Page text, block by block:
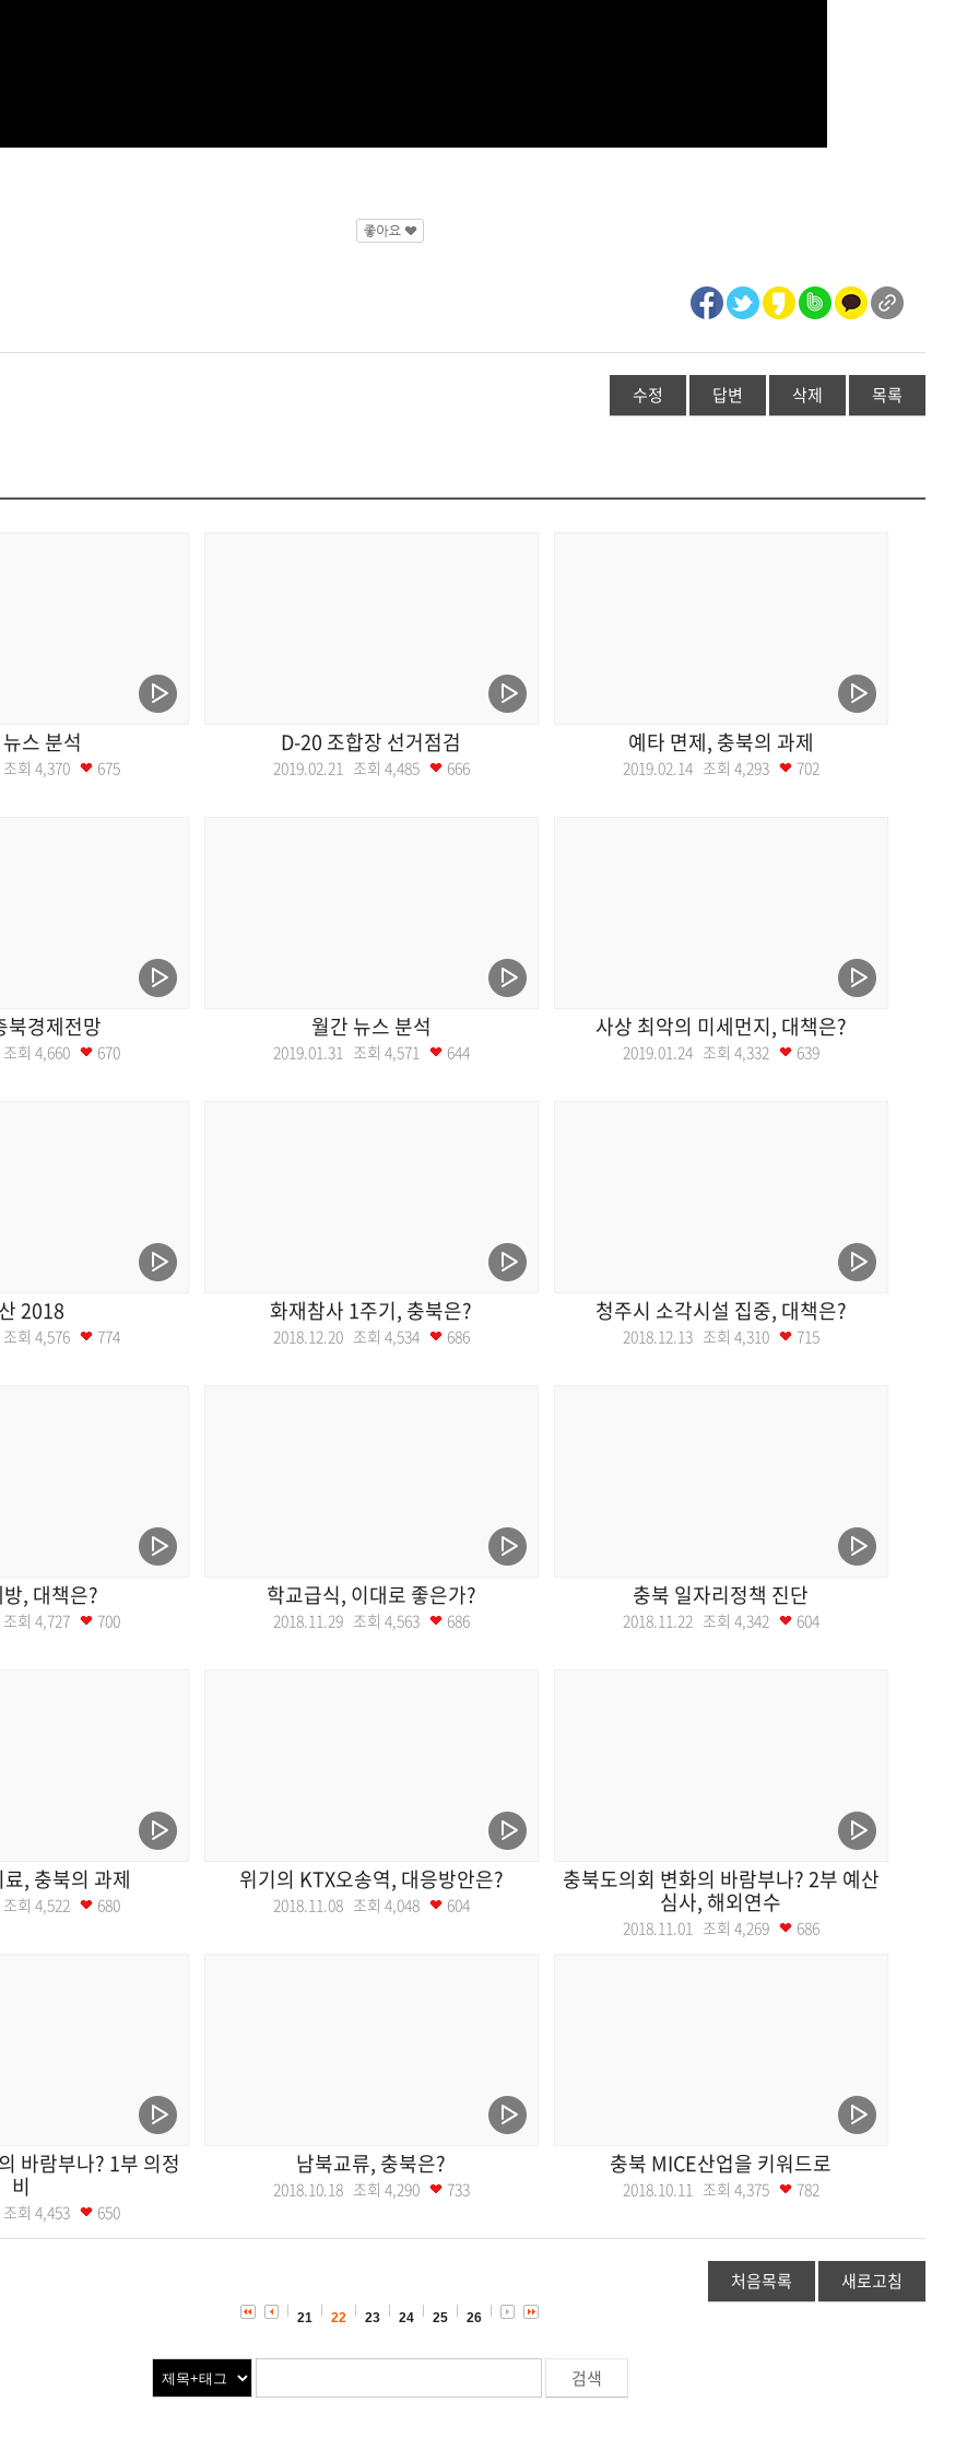
수정 답변 삭제 목록
스 분석
회 4,370 675
D-20 조합장 선거점검
2019.02.21 조회 4,485 666
예타 면제, 충북의 과제
2019.02.14 조회 4,293 702
북경제전망
회 4,660 670
월간 뉴스 분석
2019.01.31 조회 4,571 644
사상 최악의 미세먼지, 대책은?
2019.01.24 조회 4,332 639
2018
회 4,576 774
화재참사 1주기, 충북은?
2018.12.20 조회 4,534 686
청주시 소각시설 집중, 대책은?
2018.12.13 조회 4,310 715
, 대책은?
회 4,727 700
학교급식, 이대로 좋은가?
2018.11.29 조회 4,563 686
충북 일자리정책 진단
2018.11.22 조회 4,342 604
, 충북의 과제
회 4,522 680
위기의 KTX오송역, 대응방안은?
2018.11.08 조회 4,048 604
충북도의회 변화의 바람부나? 2부 예산
심사, 해외연수
2018.11.01 조회 4,269 686
바람부나? 1부 의정
비
회 4,453 650
남북교류, 충북은?
2018.10.18 조회 4,290 733
충북 MICE산업을 키워드로
2018.10.11 조회 4,375 782
처음목록 새로고침
21 22 23 24 25 26